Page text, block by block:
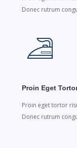
Donec rutrum
Proin Eget
Proin eget tortor
Donec rutrum